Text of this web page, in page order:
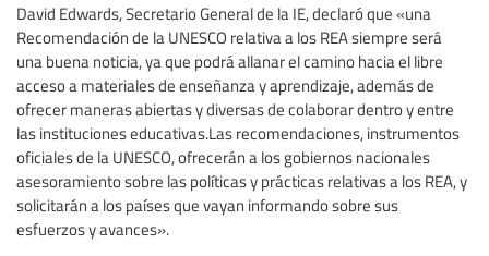
David Edwards, Secretario General de la IE, declaró que «una
Recomendación de la UNESCO relativa a los REA siempre será
una buena noticia, ya que podrá allanar el camino hacia el libre
acceso a materiales de enseñanza y aprendizaje, además de
ofrecer maneras abiertas y diversas de colaborar dentro y entre
las instituciones educativas.Las recomendaciones, instrumentos
oficiales de la UNESCO, ofrecerán a los gobiernos nacionales
asesoramiento sobre las políticas y prácticas relativas a los REA, y
solicitarán a los países que vayan informando sobre sus
esfuerzos y avances».